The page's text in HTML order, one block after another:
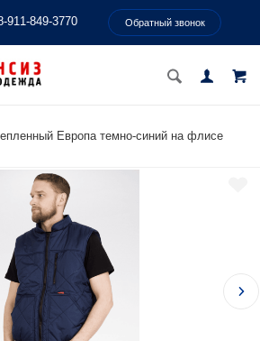
911-849-3770 Обратный звонок
Европа темно-синий на флисе